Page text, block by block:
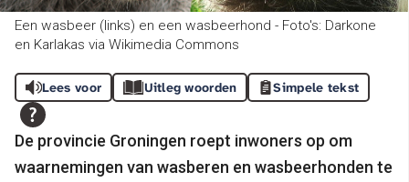
Een wasbeer (links) en een wasbeerhond - Foto's: Darkone
en Karlakas via Wikimedia Commons
Lees voor Uitleg woorden Simpele tekst
De provincie Groningen roept inwoners op om
waarnemingen van wasberen en wasbeerhonden te